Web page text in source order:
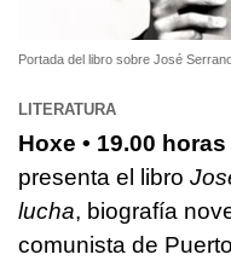
Portada del libro sobre José
LITERATURA
Hoxe • 19.00
presenta el libro
lucha, biografía
comunista de